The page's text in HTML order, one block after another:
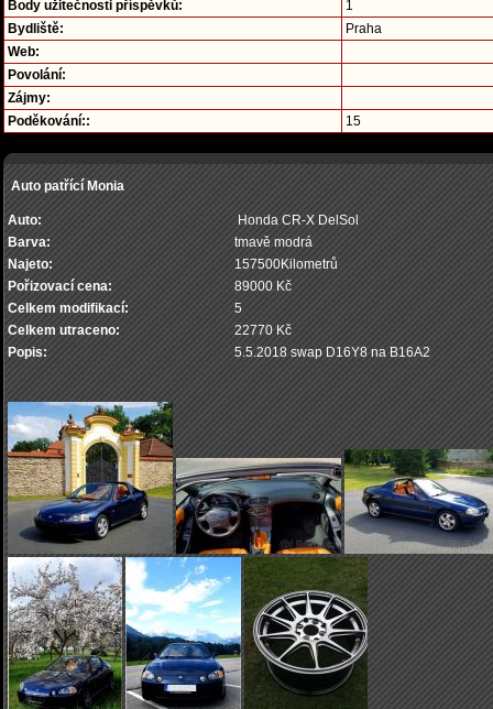
Body užitečnosti příspěvků:
1
Bydliště:
Praha
Web:
Povolání:
Zájmy:
Poděkování::
15
Auto patřící Monia
Auto:
Honda CR-X DelSol
Barva:
tmavě modrá
Najeto:
157500Kilometrů
Pořizovací cena:
89000 Kč
Celkem modifikací:
5
Celkem utraceno:
22770 Kč
Popis:
5.5.2018 swap D16Y8 na B16A2